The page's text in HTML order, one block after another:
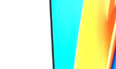
Mercusys MS108 8 Portlu
Anahtarı Analizi ve
Mercusys MS108, 8 portlu,
Basit kullanımı ve uygun
ancak hız ve işlevsellik açısından